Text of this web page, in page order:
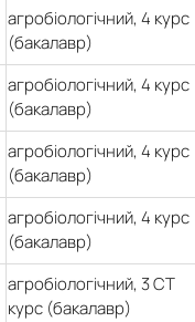
агробіологічний, 4 курс
(бакалавр)
агробіологічний, 4 курс
(бакалавр)
агробіологічний, 4 курс
(бакалавр)
агробіологічний, 4 курс
(бакалавр)
агробіологічний, 3 СТ
курс (бакалавр)